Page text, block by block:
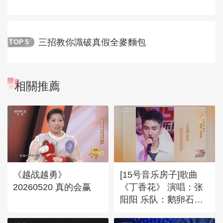
TOP 5 三招教你識破真假全麥麵包
相關推薦
《越战越勇》
20260520 真的会赢
[15号音乐房子]歌曲
《丁香花》 演唱：张
阳阳 乐队：鹅卵石乐